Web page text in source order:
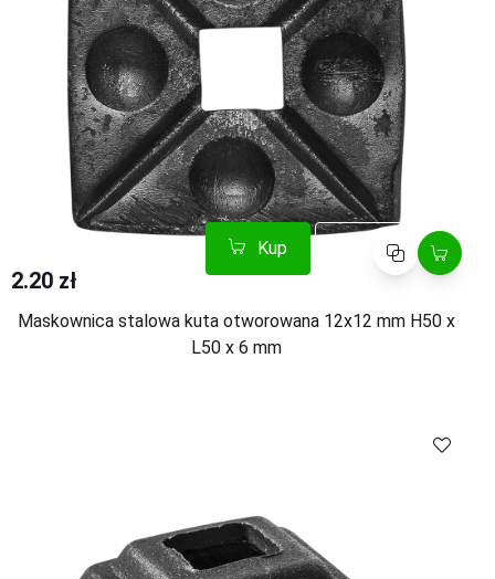
Kup Porównaj
2.20 zł
Maskownica stalowa kuta otworowana 12x12 mm H50 x
L50 x 6 mm